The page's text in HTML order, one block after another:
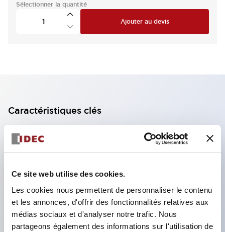
Ce site web utilise des cookies.
Les cookies nous permettent de personnaliser le contenu
et les annonces, d'offrir des fonctionnalités relatives aux
médias sociaux et d'analyser notre trafic. Nous
partageons également des informations sur l'utilisation de
Sélectionner la quantité
Ajouter au devis
Caractéristiques clés
Bloc de contact à 2 étages avec 2 contacts,
permettant une configuration à 4 contacts
contact à 11 étages), 59,9 mm (*bloc de contact à
22 étages). Conception peu encombrante
possible.